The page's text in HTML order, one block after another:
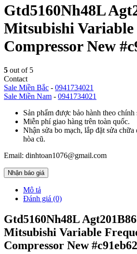
Gtd5160Nh48L
Mitsubishi Variable
Compressor New
5 out of 5
Contact
Sale Miền Bắc - 0941734021
Sale Miền Nam - 0941734021
Sản phẩm được bảo hành theo chính
Miễn phí giao hàng trên toàn quốc.
Nhận sửa bo mạch, lắp đặt sửa chữa
hòa cũ.
Email: dinhtoan1076@gmail.com
Nhận báo giá
Mô tả
Đánh giá (0)
Gtd5160Nh48L
Mitsubishi Variable
Compressor New